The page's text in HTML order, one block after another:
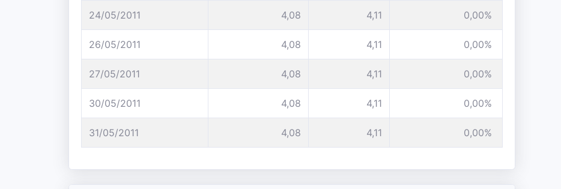
24/05/2011 4,08 4,11 0,00%
26/05/2011 4,08 4,11 0,00%
27/05/2011 4,08 4,11 0,00%
30/05/2011 4,08 4,11 0,00%
31/05/2011 4,08 4,11 0,00%